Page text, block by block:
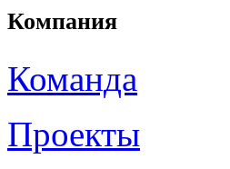
Компания
Команда
Проекты